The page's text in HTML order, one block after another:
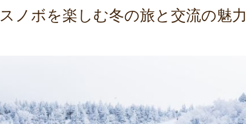
スノボを楽しむ冬の旅と交流の魅力